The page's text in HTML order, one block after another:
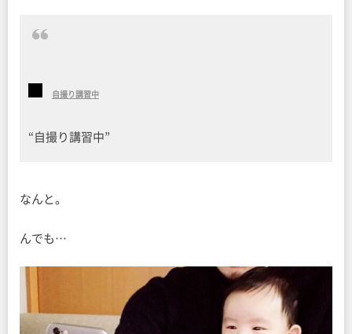
自撮り講習中
“自撮り講習中”
なんと。
んでも…